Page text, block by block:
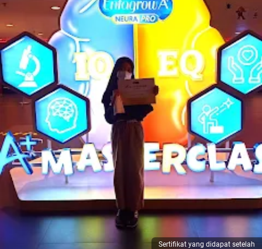
Sertifikat yang didapat setelah